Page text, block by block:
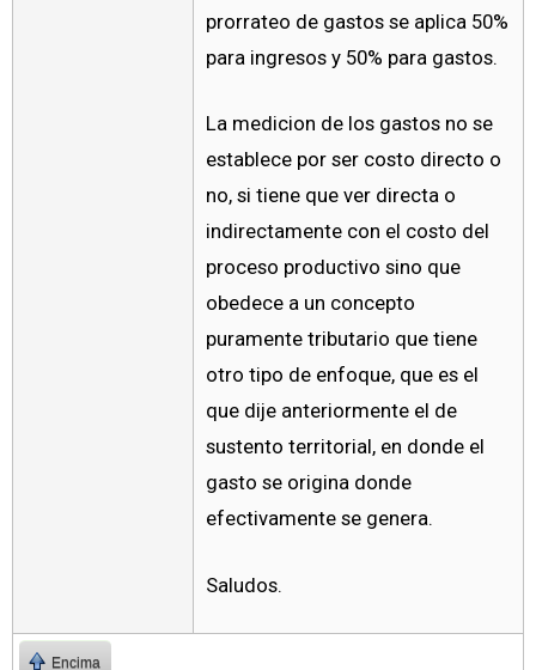
prorrateo de gastos se aplica 50%
para ingresos y 50% para gastos.
La medicion de los gastos no se
establece por ser costo directo o
no, si tiene que ver directa o
indirectamente con el costo del
proceso productivo sino que
obedece a un concepto
puramente tributario que tiene
otro tipo de enfoque, que es el
que dije anteriormente el de
sustento territorial, en donde el
gasto se origina donde
efectivamente se genera.
Saludos.
Encima